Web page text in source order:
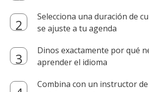
Selecciona una duración de
se ajuste a tu agenda
Dinos exactamente por qué
aprender el idioma
Combina con un instructor